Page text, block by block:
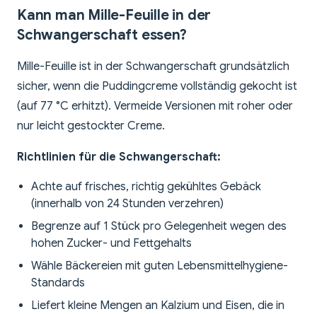
Kann man Mille-Feuille in der
Schwangerschaft essen?
Mille-Feuille ist in der Schwangerschaft grundsätzlich
sicher, wenn die Puddingcreme vollständig gekocht ist
(auf 77 °C erhitzt). Vermeide Versionen mit roher oder
nur leicht gestockter Creme.
Richtlinien für die Schwangerschaft:
Achte auf frisches, richtig gekühltes Gebäck
(innerhalb von 24 Stunden verzehren)
Begrenze auf 1 Stück pro Gelegenheit wegen des
hohen Zucker- und Fettgehalts
Wähle Bäckereien mit guten Lebensmittelhygiene-
Standards
Liefert kleine Mengen an Kalzium und Eisen, die in